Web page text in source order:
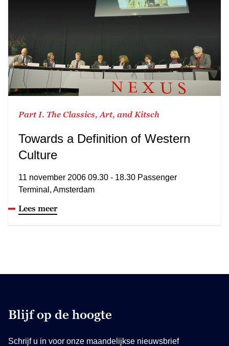
Part I. The Classics, Art, and Kitsch
Towards a Definition of Western
Culture
11 november 2006 09.30 - 18.30 Passenger
Terminal, Amsterdam
Lees meer
Blijf op de hoogte
Schrijf u in voor onze maandelijkse nieuwsbrief